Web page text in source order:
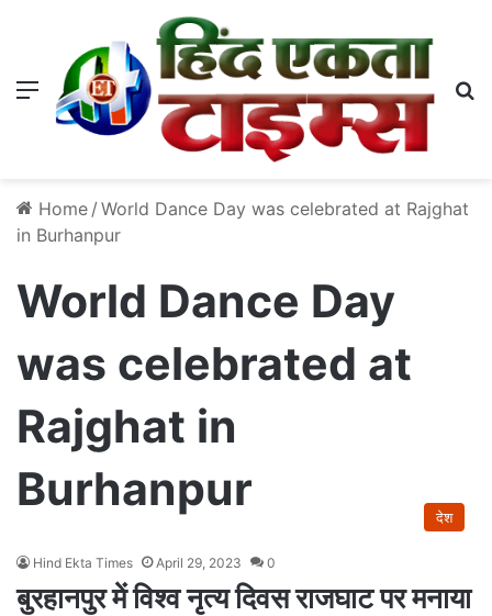
Menu
Home / World Dance Day was celebrated at Rajghat
in Burhanpur
World Dance Day
was celebrated at
Rajghat in
Burhanpur
देश
Hind Ekta Times April 29, 2023 0
बुरहानपुर में विश्व नृत्य दिवस राजघाट पर मनाया